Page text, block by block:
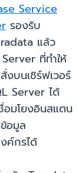
Service
รองรับ
แล้ว
ที่ทำให้
งบนเซิร์ฟเวอร์
Server ได้
อมโยงอินสแตน
อมูล
ค์กรได้